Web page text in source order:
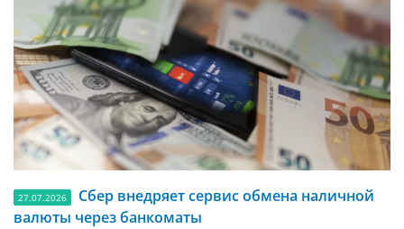
27.07.2026
Сбер внедряет сервис обмена наличной
валюты через банкоматы